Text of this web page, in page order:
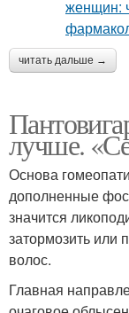
читать дальше →
лучше.
Основа
дополненные
значится
затормозить или
волос.
Главная